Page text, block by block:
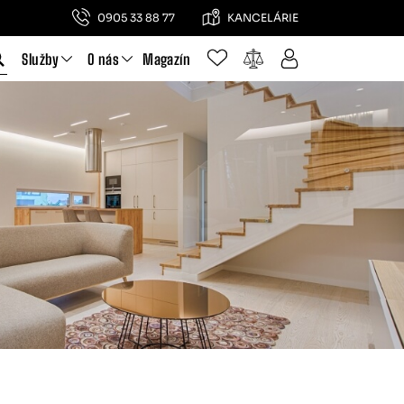
pre rodinný
0905 33 88 77 KANCELÁRIE
Služby O nás Magazín